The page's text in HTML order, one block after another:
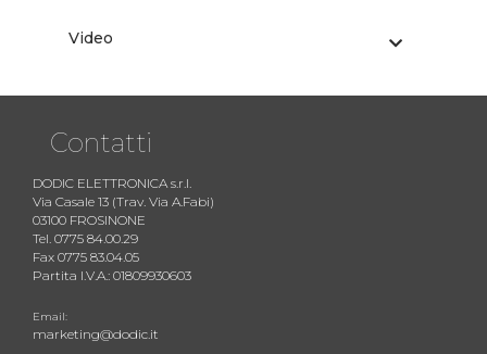
Video
Contatti
DODIC ELETTRONICA s.r.l.
Via Casale 13 (Trav. Via A.Fabi)
03100 FROSINONE
Tel. 0775 84.00.29
Fax 0775 83.04.05
Partita I.V.A.: 01809930603
Email:
marketing@dodic.it